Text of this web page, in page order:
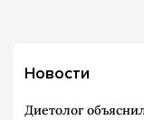
Новости
Диетолог